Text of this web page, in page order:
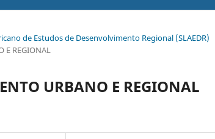
de Estudos de Desenvolvimento Regional (SLAEDR)
E REGIONAL
URBANO E REGIONAL